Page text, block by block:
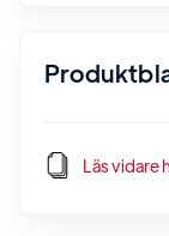
Läs vidare